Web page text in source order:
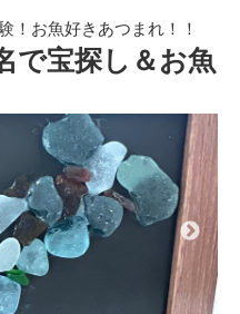
！お魚好きあつまれ！！
で宝探し＆お魚